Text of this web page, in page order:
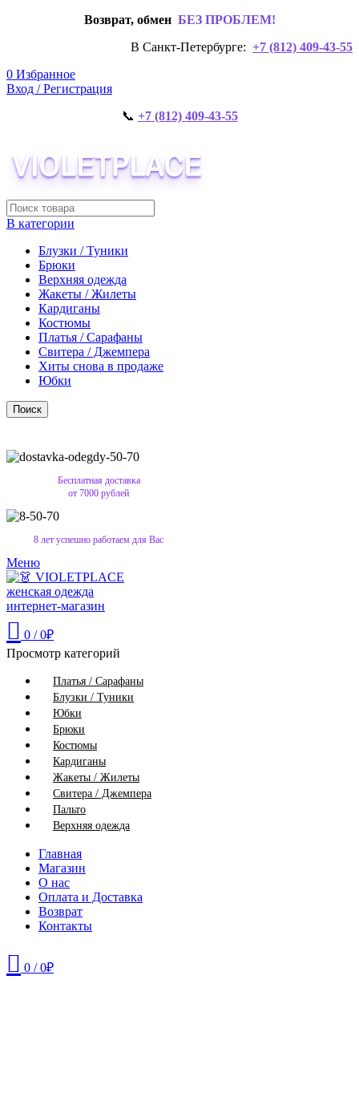
Возврат, обмен БЕЗ ПРОБЛЕМ!
В Санкт-Петербурге: +7 (812) 409-43-55
0 Избранное
Вход / Регистрация
📞 +7 (812) 409-43-55
В категории
Блузки / Туники
Брюки
Верхняя одежда
Жакеты / Жилеты
Кардиганы
Костюмы
Платья / Сарафаны
Свитера / Джемпера
Хиты снова в продаже
Юбки
Поиск
Бесплатная доставка
от 7000 рублей
8 лет успешно работаем для Вас
Меню
0 / 0₽
Просмотр категорий
Платья / Сарафаны
Блузки / Туники
Юбки
Брюки
Костюмы
Кардиганы
Жакеты / Жилеты
Свитера / Джемпера
Пальто
Верхняя одежда
Главная
Магазин
О нас
Оплата и Доставка
Возврат
Контакты
0 / 0₽